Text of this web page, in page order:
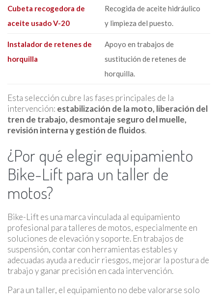
Cubeta recogedora de
aceite usado V-20
Recogida de aceite hidráulico
y limpieza del puesto.
Instalador de retenes de
horquilla
Apoyo en trabajos de
sustitución de retenes de
horquilla.
Esta selección cubre las fases principales de la
intervención: estabilización de la moto, liberación del
tren de trabajo, desmontaje seguro del muelle,
revisión interna y gestión de fluidos.
¿Por qué elegir equipamiento
Bike-Lift para un taller de
motos?
Bike-Lift es una marca vinculada al equipamiento
profesional para talleres de motos, especialmente en
soluciones de elevación y soporte. En trabajos de
suspensión, contar con herramientas estables y
adecuadas ayuda a reducir riesgos, mejorar la postura de
trabajo y ganar precisión en cada intervención.
Para un taller, el equipamiento no debe valorarse solo